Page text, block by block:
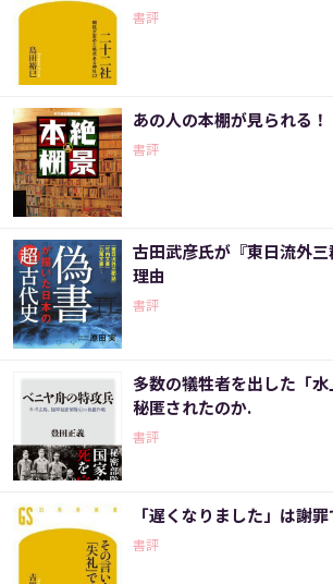
書評
あの人の本棚が見られる！
書評
古田武彦氏が『東日流外
理由
書評
多数の犠牲者を出した「
秘匿されたのか.
書評
「遅くなりました」は謝罪
書評